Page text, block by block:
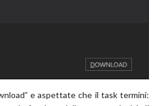
e aspettate che il task termini: